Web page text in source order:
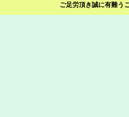
ご足労頂き誠に有難う